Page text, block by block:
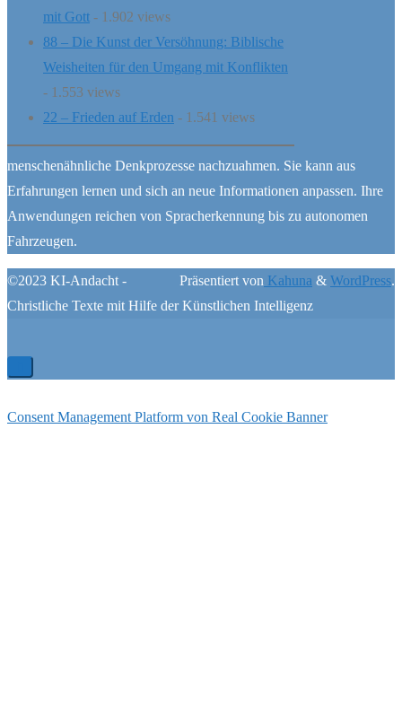
mit Gott - 1.902 views
88 – Die Kunst der Versöhnung: Biblische
Weisheiten für den Umgang mit Konflikten
- 1.553 views
22 – Frieden auf Erden - 1.541 views
menschenähnliche Denkprozesse nachzuahmen. Sie kann aus
Erfahrungen lernen und sich an neue Informationen anpassen. Ihre
Anwendungen reichen von Spracherkennung bis zu autonomen
Fahrzeugen.
Präsentiert von Kahuna & WordPress.
©2023 KI-Andacht -
Christliche Texte mit Hilfe der Künstlichen Intelligenz
Consent Management Platform von Real Cookie Banner